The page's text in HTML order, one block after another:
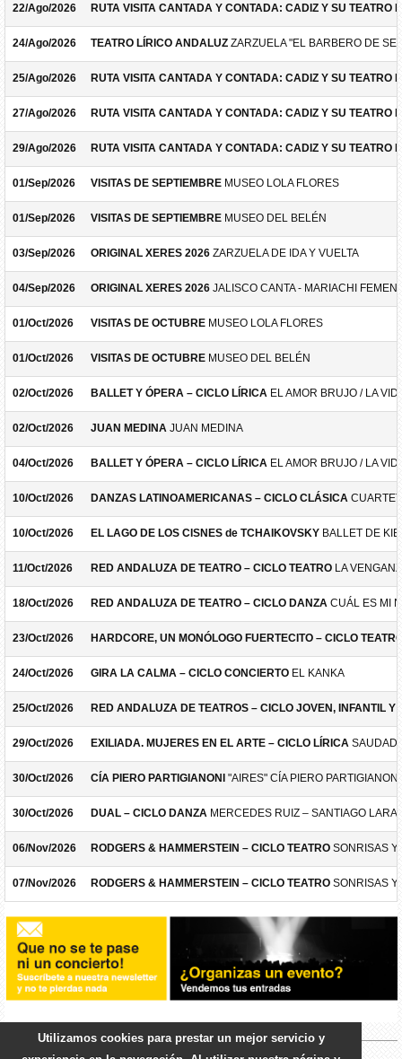
22/Ago/2026 RUTA VISITA CANTADA Y CONTADA: CADIZ Y SU TEATRO
24/Ago/2026 TEATRO LÍRICO ANDALUZ ZARZUELA "EL BARBERO DE
25/Ago/2026 RUTA VISITA CANTADA Y CONTADA: CADIZ Y SU TEATRO
27/Ago/2026 RUTA VISITA CANTADA Y CONTADA: CADIZ Y SU TEATRO
29/Ago/2026 RUTA VISITA CANTADA Y CONTADA: CADIZ Y SU TEATRO
01/Sep/2026 VISITAS DE SEPTIEMBRE MUSEO LOLA FLORES
01/Sep/2026 VISITAS DE SEPTIEMBRE MUSEO DEL BELÉN
03/Sep/2026 ORIGINAL XERES 2026 ZARZUELA DE IDA Y VUELTA
04/Sep/2026 ORIGINAL XERES 2026 JALISCO CANTA - MARIACHI
01/Oct/2026 VISITAS DE OCTUBRE MUSEO LOLA FLORES
01/Oct/2026 VISITAS DE OCTUBRE MUSEO DEL BELÉN
02/Oct/2026 BALLET Y ÓPERA – CICLO LÍRICA EL AMOR BRUJO / LA
02/Oct/2026 JUAN MEDINA JUAN MEDINA
04/Oct/2026 BALLET Y ÓPERA – CICLO LÍRICA EL AMOR BRUJO / LA
10/Oct/2026 DANZAS LATINOAMERICANAS – CICLO CLÁSICA
10/Oct/2026 EL LAGO DE LOS CISNES de TCHAIKOVSKY BALLET DE
11/Oct/2026 RED ANDALUZA DE TEATRO – CICLO TEATRO LA
18/Oct/2026 RED ANDALUZA DE TEATRO – CICLO DANZA CUÁL ES MI
23/Oct/2026 HARDCORE, UN MONÓLOGO FUERTECITO – CICLO
24/Oct/2026 GIRA LA CALMA – CICLO CONCIERTO EL KANKA
25/Oct/2026 RED ANDALUZA DE TEATROS – CICLO JOVEN, INFANTIL Y
29/Oct/2026 EXILIADA. MUJERES EN EL ARTE – CICLO LÍRICA
30/Oct/2026 CÍA PIERO PARTIGIANONI "AIRES" CÍA PIERO PARTIGIANONI
30/Oct/2026 DUAL – CICLO DANZA MERCEDES RUIZ – SANTIAGO LARA
06/Nov/2026 RODGERS & HAMMERSTEIN – CICLO TEATRO SONRISAS Y
07/Nov/2026 RODGERS & HAMMERSTEIN – CICLO TEATRO SONRISAS Y
Utilizamos cookies para prestar un mejor servicio y